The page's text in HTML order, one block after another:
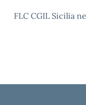
FLC CGIL Sicilia